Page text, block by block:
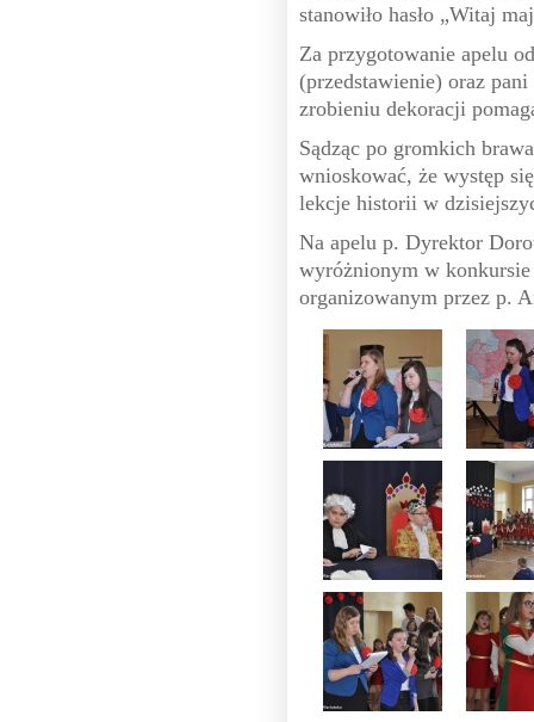
stanowiło hasło „Witaj
Za przygotowanie apelu
(przedstawienie) oraz
zrobieniu dekoracji
Sądząc po gromkich
wnioskować, że występ
lekcje historii w
Na apelu p. Dyrektor
wyróżnionym w
organizowanym przez p.